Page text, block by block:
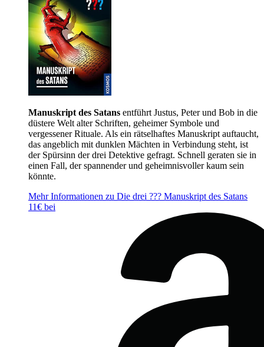
Manuskript des Satans entführt Justus, Peter und Bob in die
düstere Welt alter Schriften, geheimer Symbole und
vergessener Rituale. Als ein rätselhaftes Manuskript auftaucht,
das angeblich mit dunklen Mächten in Verbindung steht, ist
der Spürsinn der drei Detektive gefragt. Schnell geraten sie in
einen Fall, der spannender und geheimnisvoller kaum sein
könnte.
Mehr Informationen zu Die drei ??? Manuskript des Satans
11€ bei